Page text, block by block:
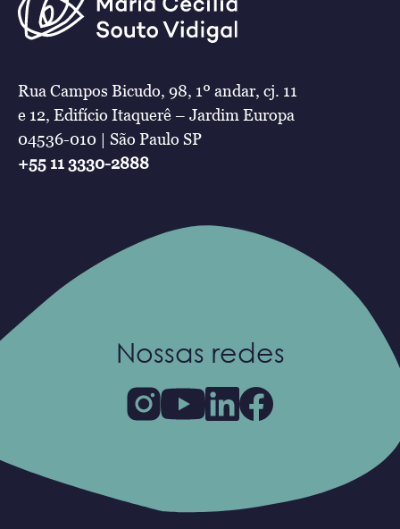
Rua Campos Bicudo, 98, 1º andar, cj. 11
e 12, Edifício Itaquerê – Jardim Europa
04536-010 | São Paulo SP
+55 11 3330-2888
Nossas redes